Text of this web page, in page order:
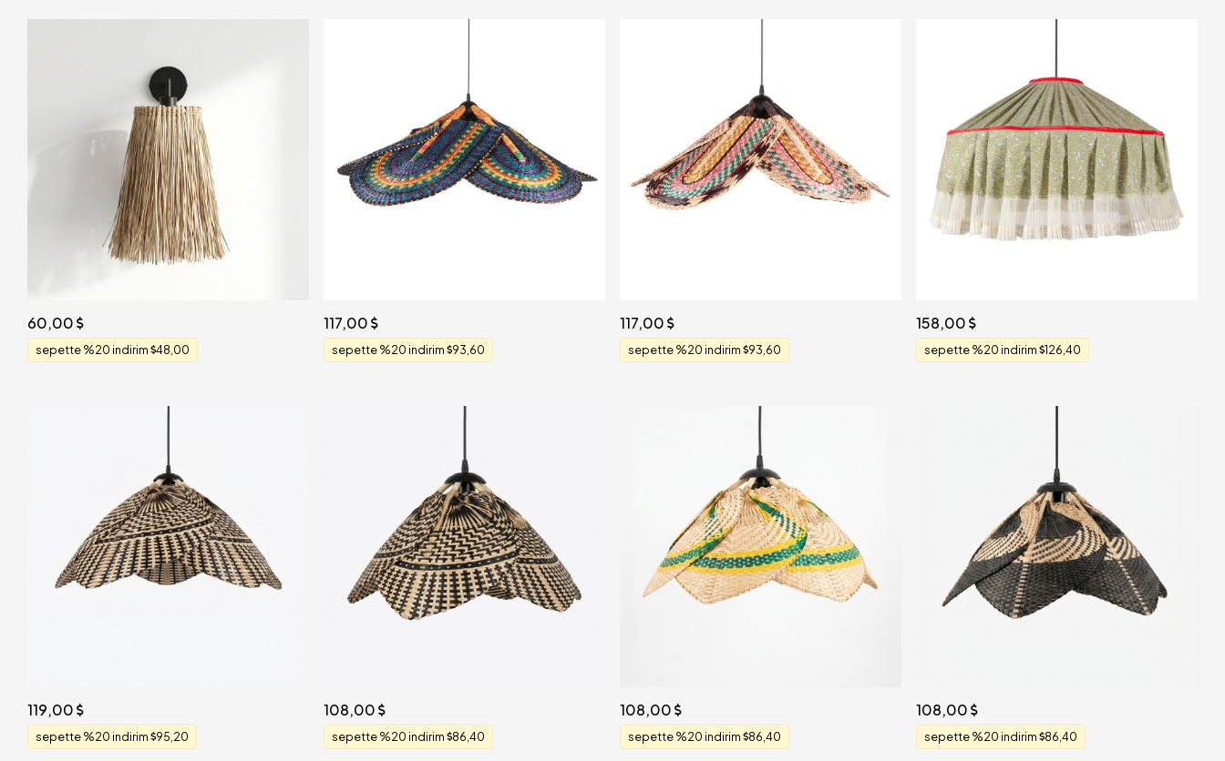
60,00
sepette %20 indirim 48,00
117,00
sepette %20 indirim 93,60
117,00
sepette %20 indirim 93,60
158,00
sepette %20 indirim 126,40
119,00
sepette %20 indirim 95,20
108,00
sepette %20 indirim 86,40
108,00
sepette %20 indirim 86,40
108,00
sepette %20 indirim 86,40